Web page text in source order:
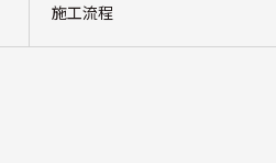
施工流程